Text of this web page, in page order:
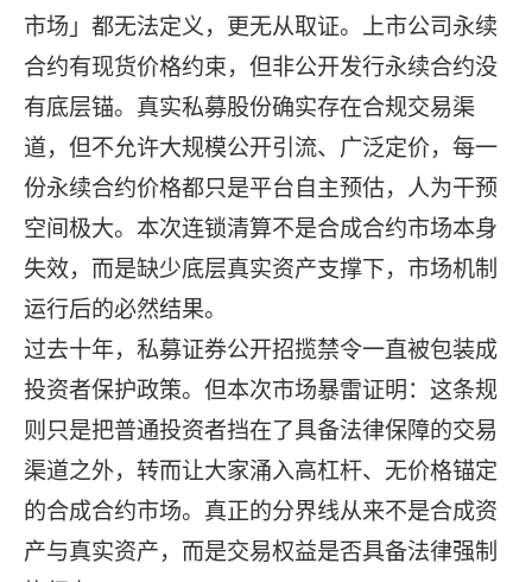
市场」都无法定义，更无从取证。上市公司永续
合约有现货价格约束，但非公开发行永续合约没
有底层锚。真实私募股份确实存在合规交易渠
道，但不允许大规模公开引流、广泛定价，每一
份永续合约价格都只是平台自主预估，人为干预
空间极大。本次连锁清算不是合成合约市场本身
失效，而是缺少底层真实资产支撑下，市场机制
运行后的必然结果。
过去十年，私募证券公开招揽禁令一直被包装成
投资者保护政策。但本次市场暴雷证明：这条规
则只是把普通投资者挡在了具备法律保障的交易
渠道之外，转而让大家涌入高杠杆、无价格锚定
的合成合约市场。真正的分界线从来不是合成资
产与真实资产，而是交易权益是否具备法律强制